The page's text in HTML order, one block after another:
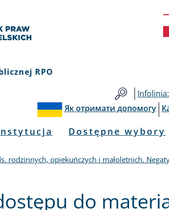
RPO
Infolinia:
Як отримати допомогу
Dostępne wybory
rodzinnych, opiekuńczych i małoletnich.
do